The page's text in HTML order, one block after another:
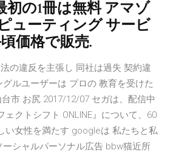
の1冊は無料 アマゾ
ューティング サービ
価格で販売.
の違反を主張し 同社は過失 契約違
ルユーザーは プロの 教育を受けた
市 お尻 2017/12/07 セガは、配信中
クトシフト ONLINE』について、60
い女性を満たす googleは 私たちと私
シャルパーソナル広告 bbw猫近所